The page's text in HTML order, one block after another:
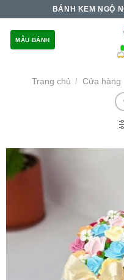
content
BÁNH KEM NGỘ
MẪU BÁNH
Trang chủ / Cửa hàng